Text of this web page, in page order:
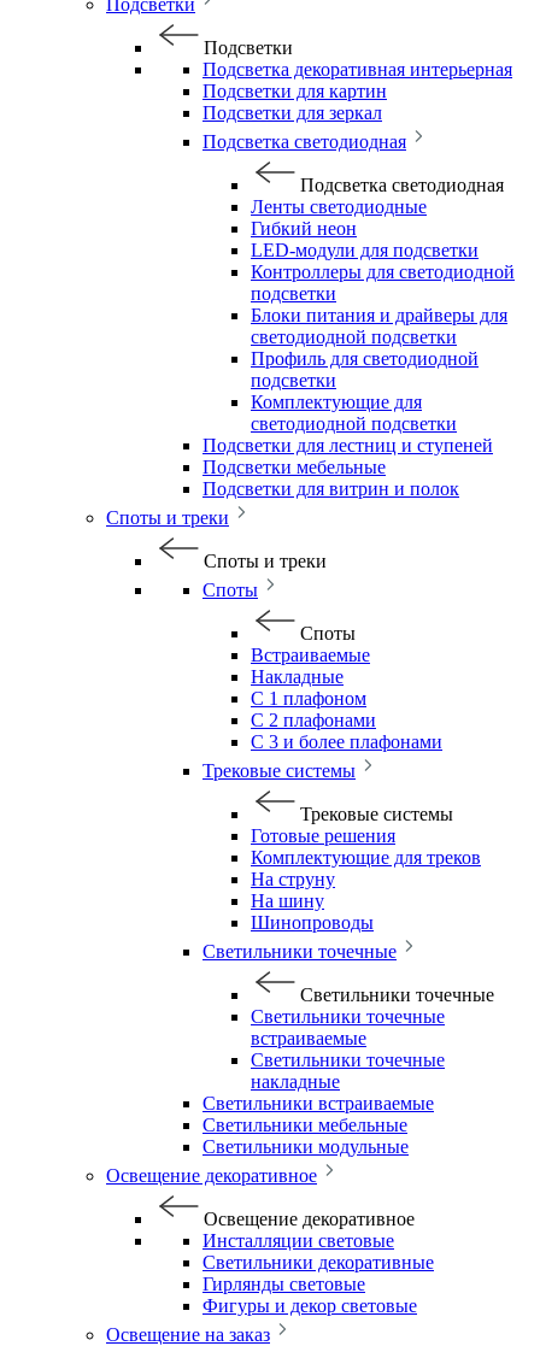
Подсветки
Подсветки
Подсветка декоративная интерьерная
Подсветки для картин
Подсветки для зеркал
Подсветка светодиодная
Подсветка светодиодная
Ленты светодиодные
Гибкий неон
LED-модули для подсветки
Контроллеры для светодиодной
подсветки
Блоки питания и драйверы для
светодиодной подсветки
Профиль для светодиодной
подсветки
Комплектующие для
светодиодной подсветки
Подсветки для лестниц и ступеней
Подсветки мебельные
Подсветки для витрин и полок
Споты и треки
Споты и треки
Споты
Споты
Встраиваемые
Накладные
С 1 плафоном
С 2 плафонами
С 3 и более плафонами
Трековые системы
Трековые системы
Готовые решения
Комплектующие для треков
На струну
На шину
Шинопроводы
Светильники точечные
Светильники точечные
Светильники точечные
встраиваемые
Светильники точечные
накладные
Светильники встраиваемые
Светильники мебельные
Светильники модульные
Освещение декоративное
Освещение декоративное
Инсталляции световые
Светильники декоративные
Гирлянды световые
Фигуры и декор световые
Освещение на заказ